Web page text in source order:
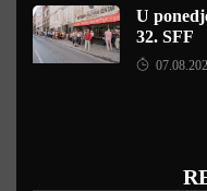
U
32. SFF